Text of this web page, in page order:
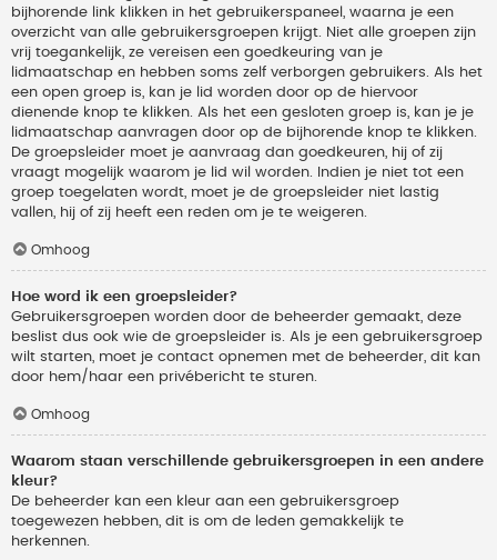
bijhorende link klikken in het gebruikerspaneel, waarna je een
overzicht van alle gebruikersgroepen krijgt. Niet alle groepen zijn
vrij toegankelijk, ze vereisen een goedkeuring van je
lidmaatschap en hebben soms zelf verborgen gebruikers. Als het
een open groep is, kan je lid worden door op de hiervoor
dienende knop te klikken. Als het een gesloten groep is, kan je je
lidmaatschap aanvragen door op de bijhorende knop te klikken.
De groepsleider moet je aanvraag dan goedkeuren, hij of zij
vraagt mogelijk waarom je lid wil worden. Indien je niet tot een
groep toegelaten wordt, moet je de groepsleider niet lastig
vallen, hij of zij heeft een reden om je te weigeren.
Omhoog
Hoe word ik een groepsleider?
Gebruikersgroepen worden door de beheerder gemaakt, deze
beslist dus ook wie de groepsleider is. Als je een gebruikersgroep
wilt starten, moet je contact opnemen met de beheerder, dit kan
door hem/haar een privébericht te sturen.
Omhoog
Waarom staan verschillende gebruikersgroepen in een andere
kleur?
De beheerder kan een kleur aan een gebruikersgroep
toegewezen hebben, dit is om de leden gemakkelijk te
herkennen.